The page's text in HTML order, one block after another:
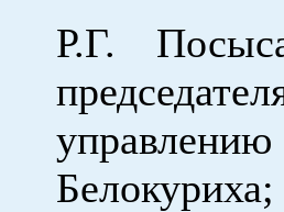
Р.Г.
Белокуриха;